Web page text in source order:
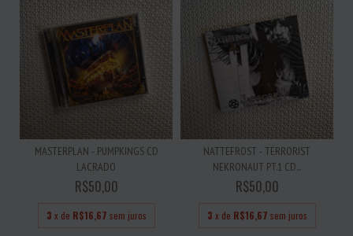
MASTERPLAN - PUMPKINGS CD
LACRADO
R$50,00
3 x de R$16,67 sem juros
NATTEFROST - TERRORIST
NEKRONAUT PT.1 CD...
R$50,00
3 x de R$16,67 sem juros